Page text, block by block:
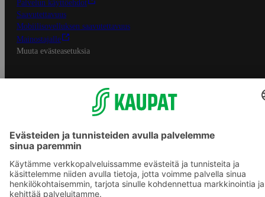
Palvelun käyttöehdot
Saavutettavuus
Mobiilisovelluksen saavutettavuus
Mainostajalle
Muuta evästeasetuksia
S-ryhmän palvelut
S-ryhmä
Asiakasomistajuus
S-ostoslista -sovellus
Prisma.fi